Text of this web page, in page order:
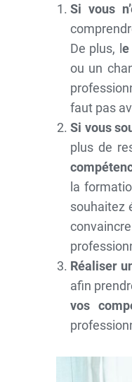
Si vous
De plus, le
ou un
faut pas
Si vous
plus de
la
souhaitez
Réaliser
afin
vos